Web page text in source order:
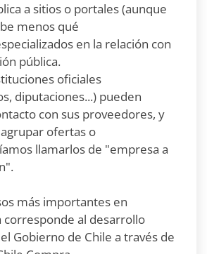
a sitios o portales (aunque
menos qué
en la relación con
pública.
oficiales
diputaciones...) pueden
con sus proveedores, y
ofertas o
llamarlos de "empresa a
más importantes en
corresponde al desarrollo
Gobierno de Chile a través de